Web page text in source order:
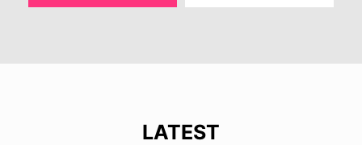
LATEST